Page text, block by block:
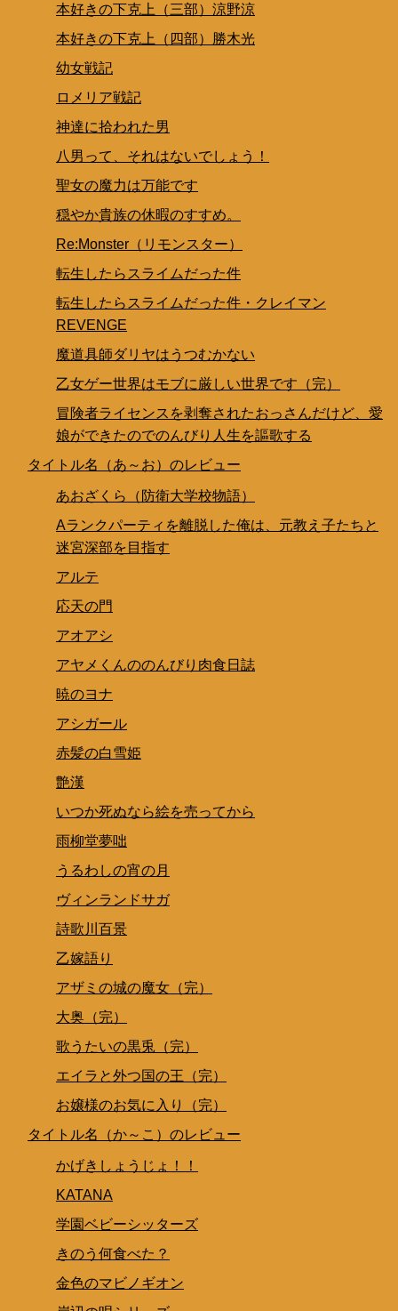
本好きの下克上（三部）涼野涼
本好きの下克上（四部）勝木光
幼女戦記
ロメリア戦記
神達に拾われた男
八男って、それはないでしょう！
聖女の魔力は万能です
穏やか貴族の休暇のすすめ。
Re:Monster（リモンスター）
転生したらスライムだった件
転生したらスライムだった件・クレイマン
REVENGE
魔道具師ダリヤはうつむかない
乙女ゲー世界はモブに厳しい世界です（完）
冒険者ライセンスを剥奪されたおっさんだけど、愛
娘ができたのでのんびり人生を謳歌する
タイトル名（あ～お）のレビュー
あおざくら（防衛大学校物語）
Aランクパーティを離脱した俺は、元教え子たちと
迷宮深部を目指す
アルテ
応天の門
アオアシ
アヤメくんののんびり肉食日誌
暁のヨナ
アシガール
赤髪の白雪姫
艶漢
いつか死ぬなら絵を売ってから
雨柳堂夢咄
うるわしの宵の月
ヴィンランドサガ
詩歌川百景
乙嫁語り
アザミの城の魔女（完）
大奥（完）
歌うたいの黒兎（完）
エイラと外つ国の王（完）
お嬢様のお気に入り（完）
タイトル名（か～こ）のレビュー
かげきしょうじょ！！
KATANA
学園ベビーシッターズ
きのう何食べた？
金色のマビノギオン